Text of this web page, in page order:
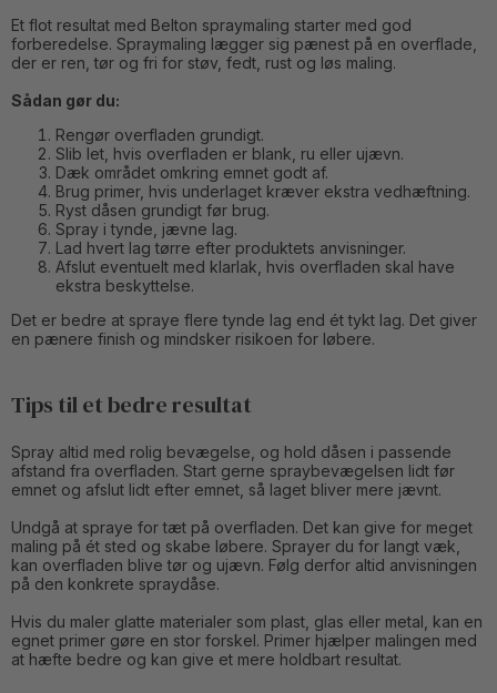
Et flot resultat med Belton spraymaling starter med god
forberedelse. Spraymaling lægger sig pænest på en overflade,
der er ren, tør og fri for støv, fedt, rust og løs maling.
Sådan gør du:
Rengør overfladen grundigt.
Slib let, hvis overfladen er blank, ru eller ujævn.
Dæk området omkring emnet godt af.
Brug primer, hvis underlaget kræver ekstra vedhæftning.
Ryst dåsen grundigt før brug.
Spray i tynde, jævne lag.
Lad hvert lag tørre efter produktets anvisninger.
Afslut eventuelt med klarlak, hvis overfladen skal have
ekstra beskyttelse.
Det er bedre at spraye flere tynde lag end ét tykt lag. Det giver
en pænere finish og mindsker risikoen for løbere.
Tips til et bedre resultat
Spray altid med rolig bevægelse, og hold dåsen i passende
afstand fra overfladen. Start gerne spraybevægelsen lidt før
emnet og afslut lidt efter emnet, så laget bliver mere jævnt.
Undgå at spraye for tæt på overfladen. Det kan give for meget
maling på ét sted og skabe løbere. Sprayer du for langt væk,
kan overfladen blive tør og ujævn. Følg derfor altid anvisningen
på den konkrete spraydåse.
Hvis du maler glatte materialer som plast, glas eller metal, kan en
egnet primer gøre en stor forskel. Primer hjælper malingen med
at hæfte bedre og kan give et mere holdbart resultat.